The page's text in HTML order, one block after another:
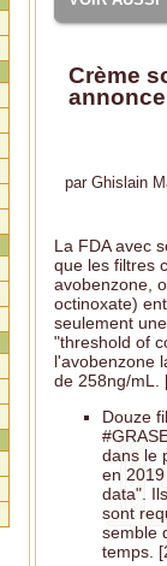
Crème
par Ghislain
La FDA avec
que les filtres
avobenzone,
octinoxate)
seulement
"threshold of
l'avobenzone
de 258ng/mL.
Douze
dans le
en
data".
sont
semble
temps.